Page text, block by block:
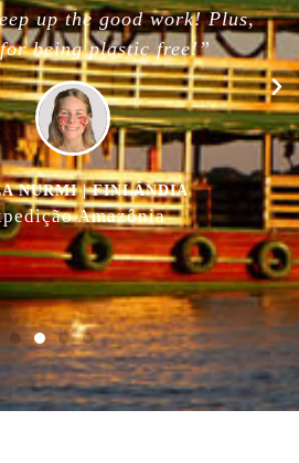
up the good work! Plus,
being plastic free!”
| FINLÂNDIA
Amazônia